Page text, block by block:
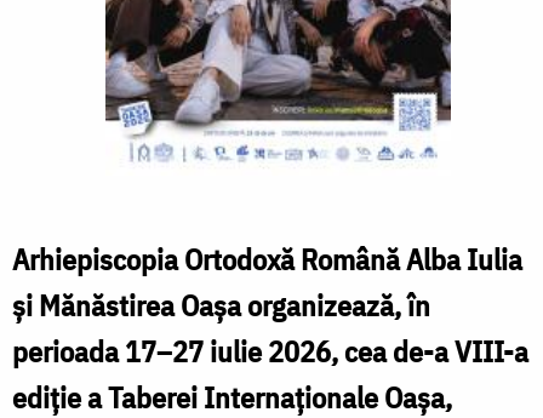
Arhiepiscopia Ortodoxă Română Alba Iulia
și Mănăstirea Oașa organizează, în
perioada 17–27 iulie 2026, cea de-a VIII-a
ediție a Taberei Internaționale Oașa,